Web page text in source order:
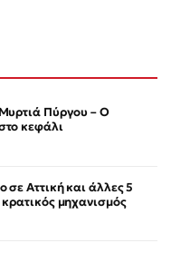
Πύργου – Ο
κεφάλι
Αττική και άλλες 5
μηχανισμός